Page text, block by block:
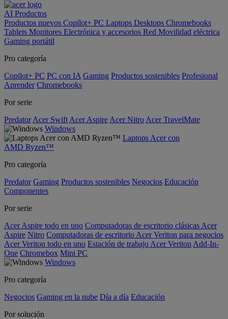
AI Productos
Productos nuevos Copilot+ PC Laptops Desktops Chromebooks
Tablets Monitores Electrónica y accesorios Red Movilidad eléctrica
Gaming portátil
Pro categoría
Copilot+ PC PC con IA Gaming Productos sostenibles Profesional
Aprender Chromebooks
Por serie
Predator Acer Swift Acer Aspire Acer Nitro Acer TravelMate
Windows
Laptops Acer con
AMD Ryzen™
Pro categoría
Predator Gaming Productos sostenibles Negocios Educación
Componentes
Por serie
Acer Aspire todo en uno Computadoras de escritorio clásicas Acer
Aspire Nitro Computadoras de escritorio Acer Veriton para negocios
Acer Veriton todo en uno Estación de trabajo Acer Veriton Add-In-
One Chromebox Mini PC
Windows
Pro categoría
Negocios Gaming en la nube Día a día Educación
Por solución